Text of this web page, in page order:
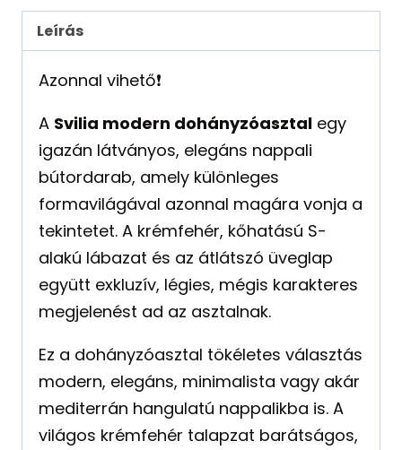
Leírás
Azonnal vihető❗️
A Svilia modern dohányzóasztal egy
igazán látványos, elegáns nappali
bútordarab, amely különleges
formavilágával azonnal magára vonja a
tekintetet. A krémfehér, kőhatású S-
alakú lábazat és az átlátszó üveglap
együtt exkluzív, légies, mégis karakteres
megjelenést ad az asztalnak.
Ez a dohányzóasztal tökéletes választás
modern, elegáns, minimalista vagy akár
mediterrán hangulatú nappalikba is. A
világos krémfehér talapzat barátságos,